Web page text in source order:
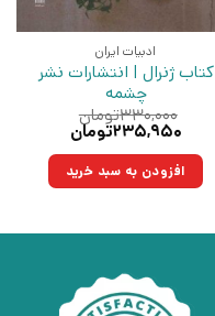
ادبیات ایران
کتاب ژنرال | انتشارات نشر
چشمه
۳۳۰,۰۰۰تومان
قیمت
۳۳۰,۰۰۰تومان
بود.
۲۳۵,۹۵۰تومان
۲۳۵,۹۵۰تومان.افزودن به سبد خرید